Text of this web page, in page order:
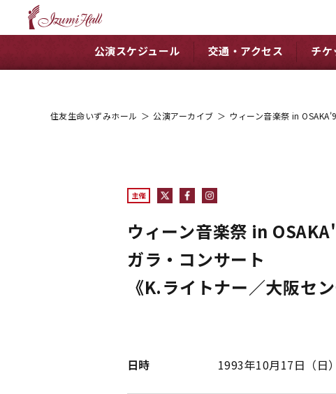
公演スケジュール 交通・アクセス チケ
住友生命いずみホール ＞ 公演アーカイブ ＞ ウィーン音楽祭 in
主催
ウィーン音楽祭 in
ガラ・コンサート
《K.ライトナー／大阪セ
日時 1993年10月17日（日）